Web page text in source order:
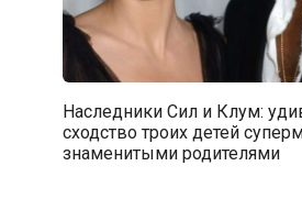
Наследники Сил и Клум:
сходство троих детей
знаменитыми родителями